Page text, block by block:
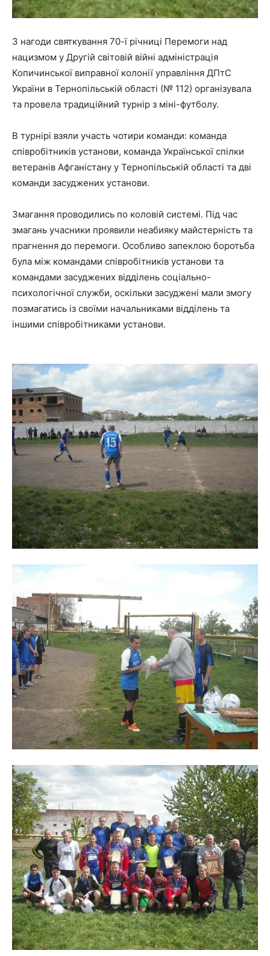
З нагоди святкування 70-ї річниці Перемоги над
нацизмом у Другій світовій війні адміністрація
Копичинської виправної колонії управління ДПтС
України в Тернопільській області (№ 112) організувала
та провела традиційний турнір з міні-футболу.
В турнірі взяли участь чотири команди: команда
співробітників установи, команда Української спілки
ветеранів Афганістану у Тернопільській області та дві
команди засуджених установи.
Змагання проводились по коловій системі. Під час
змагань учасники проявили неабияку майстерність та
прагнення до перемоги. Особливо запеклою боротьба
була між командами співробітників установи та
командами засуджених відділень соціально-
психологічної служби, оскільки засуджені мали змогу
позмагатись із своїми начальниками відділень та
іншими співробітниками установи.